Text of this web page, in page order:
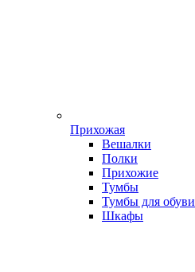
Прихожая
Вешалки
Полки
Прихожие
Тумбы
Тумбы для обуви
Шкафы